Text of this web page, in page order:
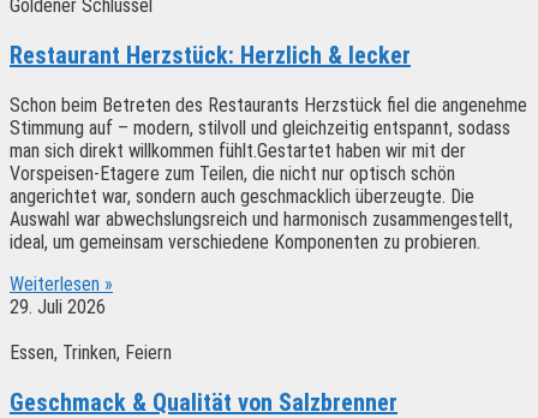
Goldener Schlüssel
Restaurant Herzstück: Herzlich & lecker
Schon beim Betreten des Restaurants Herzstück fiel die angenehme
Stimmung auf – modern, stilvoll und gleichzeitig entspannt, sodass
man sich direkt willkommen fühlt.Gestartet haben wir mit der
Vorspeisen-Etagere zum Teilen, die nicht nur optisch schön
angerichtet war, sondern auch geschmacklich überzeugte. Die
Auswahl war abwechslungsreich und harmonisch zusammengestellt,
ideal, um gemeinsam verschiedene Komponenten zu probieren.
Weiterlesen »
29. Juli 2026
Essen, Trinken, Feiern
Geschmack & Qualität von Salzbrenner